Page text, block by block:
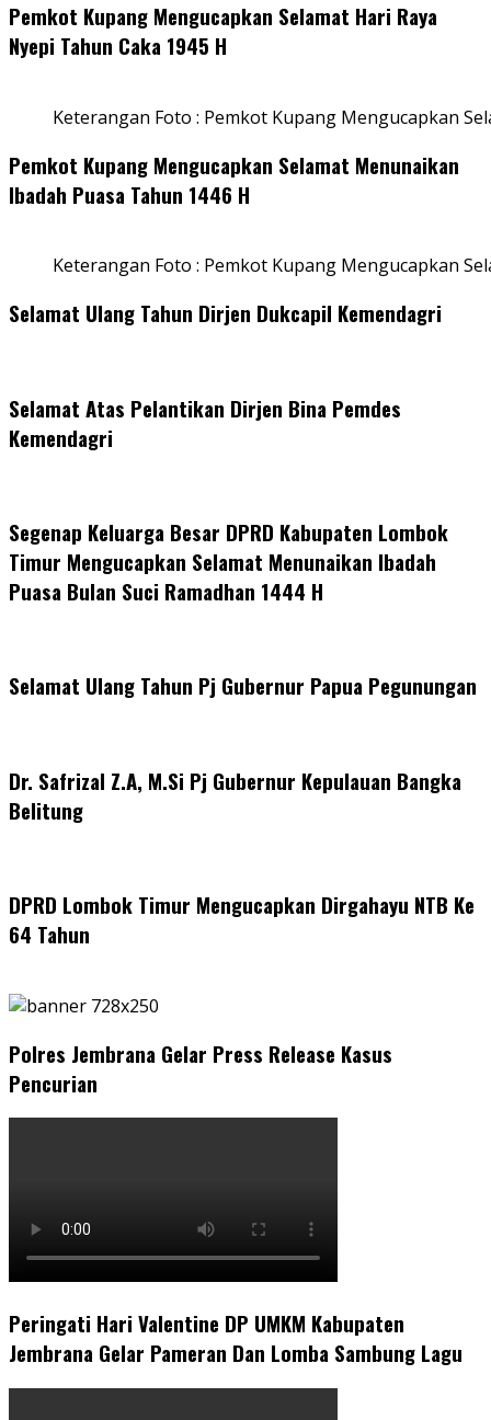
Pemkot Kupang Mengucapkan Selamat Hari Raya
Nyepi Tahun Caka 1945 H
Keterangan Foto : Pemkot Kupang Mengucapkan
Pemkot Kupang Mengucapkan Selamat Menunaikan
Ibadah Puasa Tahun 1446 H
Keterangan Foto : Pemkot Kupang Mengucapkan
Selamat Ulang Tahun Dirjen Dukcapil Kemendagri
Selamat Atas Pelantikan Dirjen Bina Pemdes
Kemendagri
Segenap Keluarga Besar DPRD Kabupaten Lombok
Timur Mengucapkan Selamat Menunaikan Ibadah
Puasa Bulan Suci Ramadhan 1444 H
Selamat Ulang Tahun Pj Gubernur Papua Pegunungan
Dr. Safrizal Z.A, M.Si Pj Gubernur Kepulauan Bangka
Belitung
DPRD Lombok Timur Mengucapkan Dirgahayu NTB Ke
64 Tahun
Polres Jembrana Gelar Press Release Kasus
Pencurian
Peringati Hari Valentine DP UMKM Kabupaten
Jembrana Gelar Pameran Dan Lomba Sambung Lagu